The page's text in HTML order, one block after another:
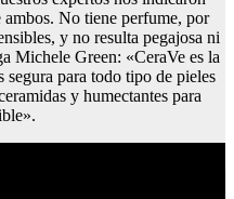
No tiene perfume, por
y no resulta pegajosa ni
Michele Green: «CeraVe es la
para todo tipo de pieles
y humectantes para